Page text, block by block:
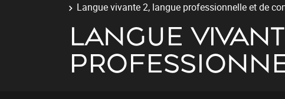
Langue vivante 2, langue professionnelle et de
LANGUE